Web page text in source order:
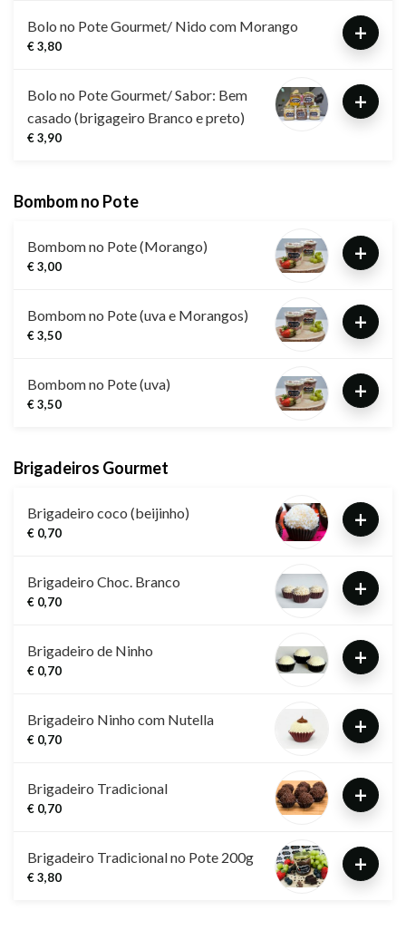
Bolo no Pote Gourmet/ Nido com Morango
€ 3,80
+
Bolo no Pote Gourmet/ Sabor: Bem
casado (brigageiro Branco e preto)
€ 3,90
+
Bombom no Pote
Bombom no Pote (Morango)
€ 3,00
+
Bombom no Pote (uva e Morangos)
€ 3,50
+
Bombom no Pote (uva)
€ 3,50
+
Brigadeiros Gourmet
Brigadeiro coco (beijinho)
€ 0,70
+
Brigadeiro Choc. Branco
€ 0,70
+
Brigadeiro de Ninho
€ 0,70
+
Brigadeiro Ninho com Nutella
€ 0,70
+
Brigadeiro Tradicional
€ 0,70
+
Brigadeiro Tradicional no Pote 200g
€ 3,80
+